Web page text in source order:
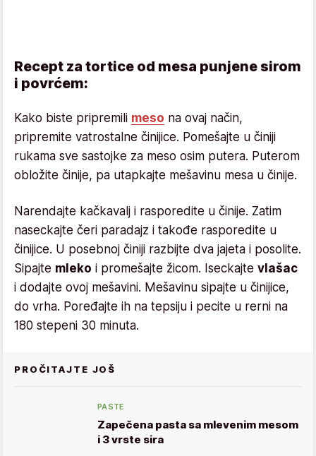
Recept za tortice od mesa punjene sirom
i povrćem:
Kako biste pripremili meso na ovaj način,
pripremite vatrostalne činijice. Pomešajte u činiji
rukama sve sastojke za meso osim putera. Puterom
obložite činije, pa utapkajte mešavinu mesa u činije.
Narendajte kačkavalj i rasporedite u činije. Zatim
naseckajte čeri paradajz i takođe rasporedite u
činijice. U posebnoj činiji razbijte dva jajeta i posolite.
Sipajte mleko i promešajte žicom. Iseckajte vlašac
i dodajte ovoj mešavini. Mešavinu sipajte u činijice,
do vrha. Poređajte ih na tepsiju i pecite u rerni na
180 stepeni 30 minuta.
PROČITAJTE JOŠ
PASTE
Zapečena pasta sa mlevenim mesom
i 3 vrste sira